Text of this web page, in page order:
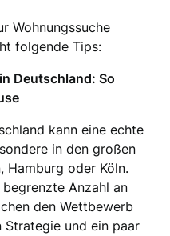
Wohnungssuche
folgende Tips:
Deutschland: So
kann eine echte
in den großen
Hamburg oder Köln.
Anzahl an
den Wettbewerb
und ein paar